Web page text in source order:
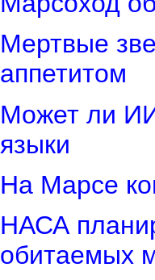
Мертвые
аппетитом
Может ли
языки
На Марсе
НАСА
обитаемых